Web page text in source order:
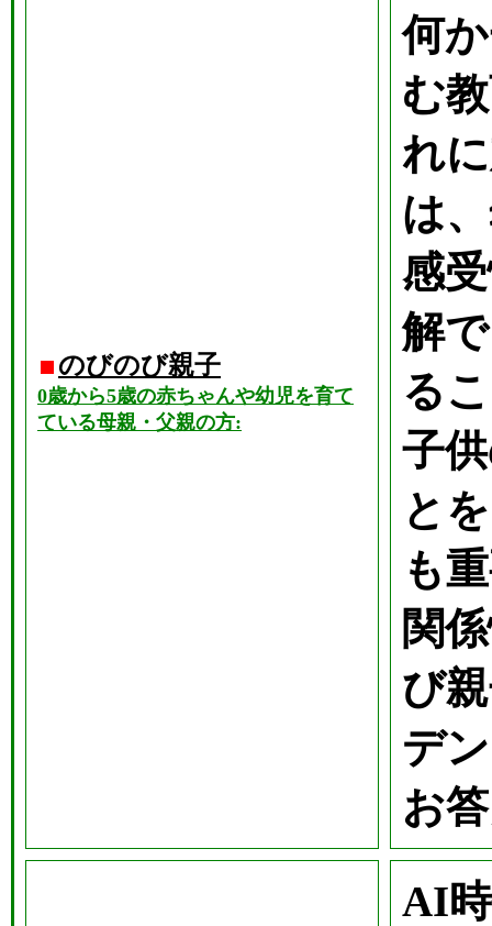
のびのび親子
0歳から5歳の赤ちゃんや幼児を育て
ている母親・父親の方:
何
む
れ
は
感
解
る
子
と
も
関
び
デ
お
AI